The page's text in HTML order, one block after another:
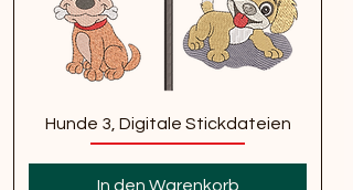
Hunde 3, Digitale Stickdateien
In den Warenkorb